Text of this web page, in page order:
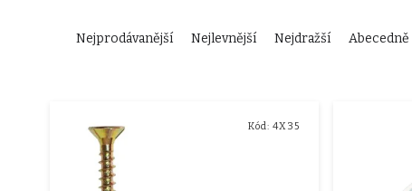
ŘNejprodávanější Nejlevnější Nejdražší Abecedně
Kód: 4X35